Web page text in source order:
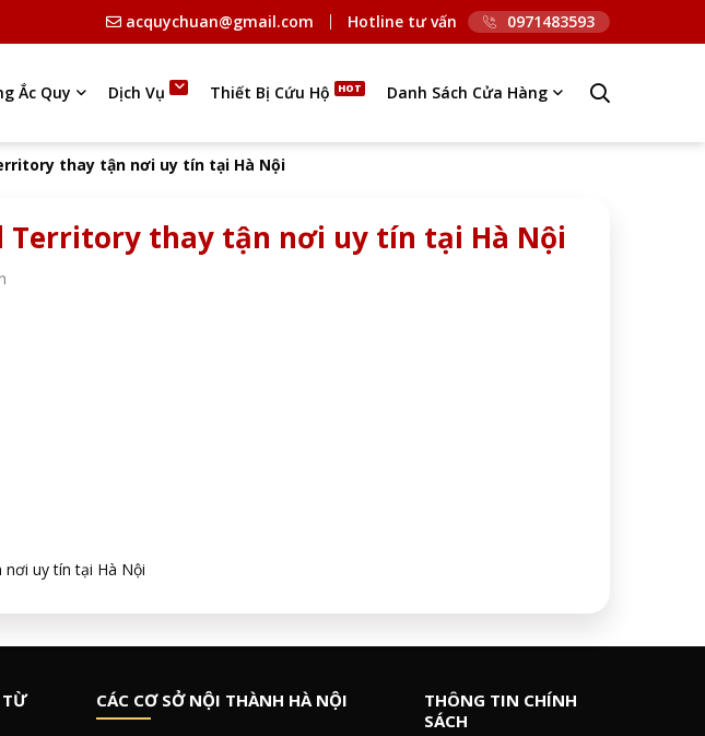
acquychuan@gmail.com Hotline tư vấn 0971483593
Ắc Quy Dịch Vụ Thiết Bị Cứu Hộ Danh Sách Cửa Hàng
thay tận nơi uy tín tại Hà Nội
Territory thay tận nơi uy tín tại Hà Nội
uy tín tại Hà Nội
TỪ
CÁC CƠ SỞ NỘI THÀNH HÀ NỘI
THÔNG TIN CHÍNH
SÁCH